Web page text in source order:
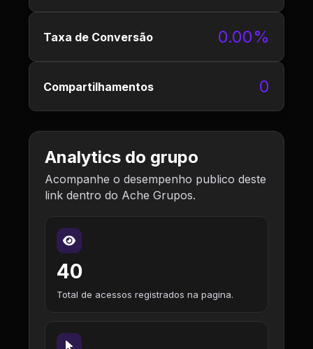
Taxa de Conversão 0.00%
Compartilhamentos 0
Analytics do grupo
Acompanhe o desempenho publico deste
link dentro do Ache Grupos.
40
Total de acessos registrados na pagina.